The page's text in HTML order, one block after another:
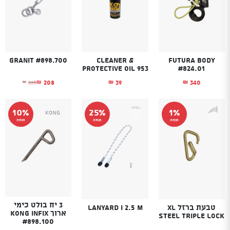
Futura Body
#824.01
₪ 340
Cleaner &
Protective Oil 953
₪ 39
Granit #898.700
₪ 220
המחיר המקורי₪ 208 המחיר הנוכחי
1%
הנחה
טבעת ברזל XL
Steel Triple Lock
25%
הנחה
Lanyard I 2.5 m
10%
הנחה
Kong
3 יח בולט כימי
ארוך KONG Infix
#898.100